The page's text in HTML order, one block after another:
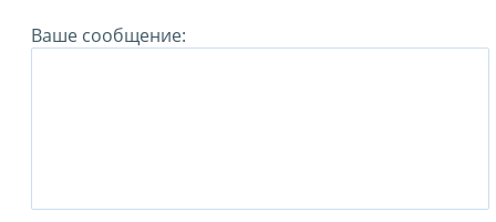
Ваше сообщение: